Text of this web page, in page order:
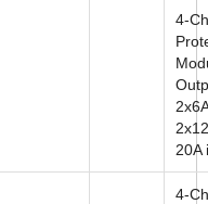
4-
20A
4-